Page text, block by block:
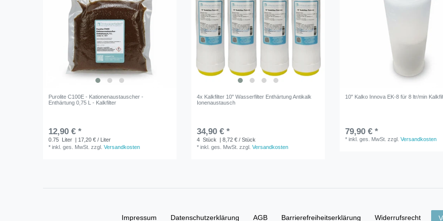
Purolite C100E - Kationenaustauscher -
Enthärtung 0,75 L - Kalkfilter
12,90 € *
0.75 Liter
| 17,20 € / Liter
*inkl. ges. MwSt. zzgl.Versandkosten
4x Kalkfilter 10" Wasserfilter Enthärtung Antikalk
Ionenaustausch
34,90 € *
4 Stück
| 8,72 € / Stück
*inkl. ges. MwSt. zzgl.Versandkosten
10" Kalko Innova EK-8 für 8 ltr/min
79,90 € *
*inkl. ges. MwSt. zzgl.Versandkosten
Impressum Daten­schutz­erklärung AGB Barrierefreiheitserklärung Widerrufs­recht